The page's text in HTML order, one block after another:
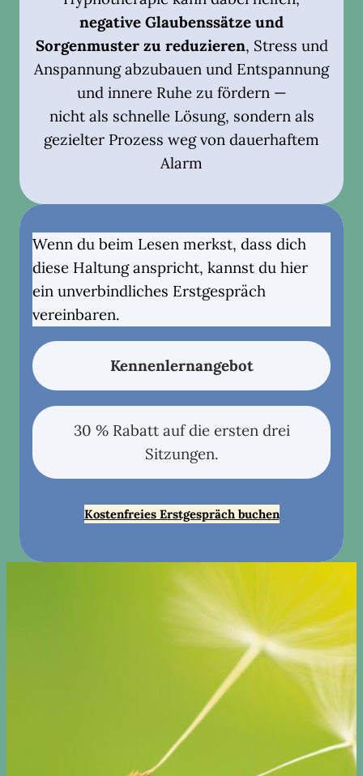
negative Glaubenssätze und
Sorgenmuster zu reduzieren, Stress und
Anspannung abzubauen und Entspannung
und innere Ruhe zu fördern —
nicht als schnelle Lösung, sondern als
gezielter Prozess weg von dauerhaftem
Alarm
Wenn du beim Lesen merkst, dass dich
diese Haltung anspricht, kannst du hier
ein unverbindliches Erstgespräch
vereinbaren.
Kennenlernangebot
30 % Rabatt auf die ersten drei
Sitzungen.
Kostenfreies Erstgespräch buchen